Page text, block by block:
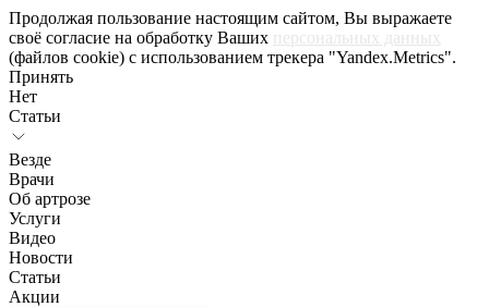
Продолжая пользование настоящим сайтом, Вы выражаете
своё согласие на обработку Ваших персональных данных
(файлов cookie) с использованием трекера "Yandex.Metrics".
Принять
Нет
Статьи
Везде
Врачи
Об артрозе
Услуги
Видео
Новости
Статьи
Акции